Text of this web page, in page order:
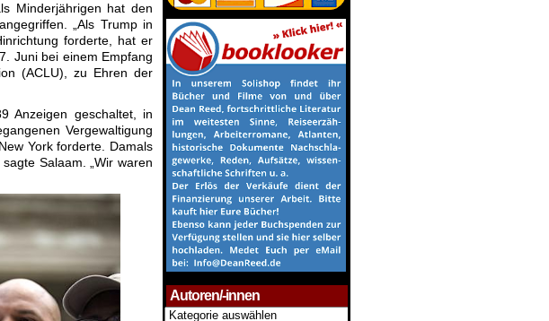
Minderjährigen hat den
„Als Trump in
forderte, hat er
Juni bei einem Empfang
(ACLU), zu Ehren der
Anzeigen geschaltet, in
Vergewaltigung
York forderte. Damals
Salaam. „Wir waren
Autoren/-innen
Autoren/-